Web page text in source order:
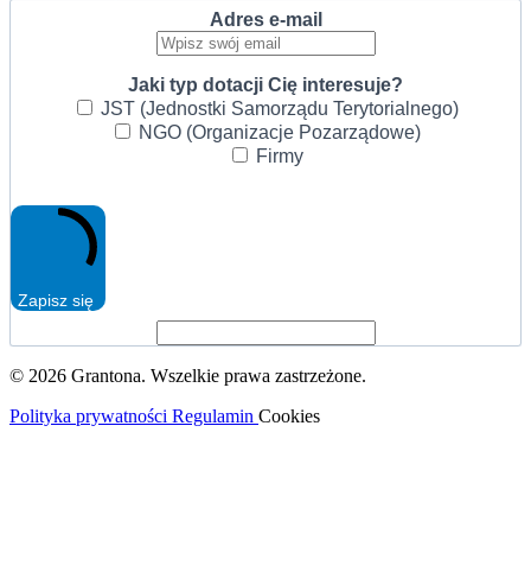
Adres e-mail
Jaki typ dotacji Cię interesuje?
JST (Jednostki Samorządu Terytorialnego)
NGO (Organizacje Pozarządowe)
Firmy
Zapisz się
© 2026 Grantona. Wszelkie prawa zastrzeżone.
Polityka prywatności Regulamin Cookies